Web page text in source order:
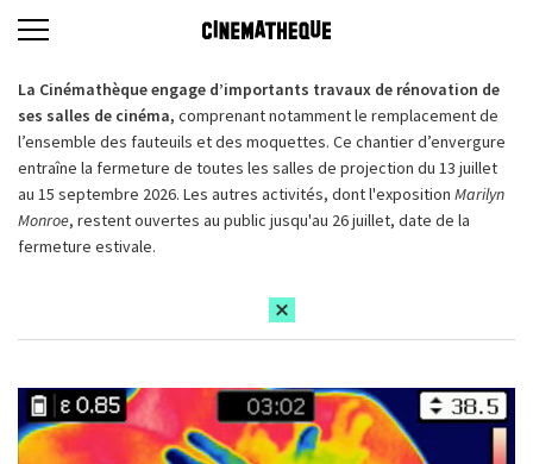
La Cinémathèque engage d’importants travaux de rénovation de
ses salles de cinéma, comprenant notamment le remplacement de
l’ensemble des fauteuils et des moquettes. Ce chantier d’envergure
entraîne la fermeture de toutes les salles de projection du 13 juillet
au 15 septembre 2026. Les autres activités, dont l'exposition Marilyn
Monroe, restent ouvertes au public jusqu'au 26 juillet, date de la
fermeture estivale.